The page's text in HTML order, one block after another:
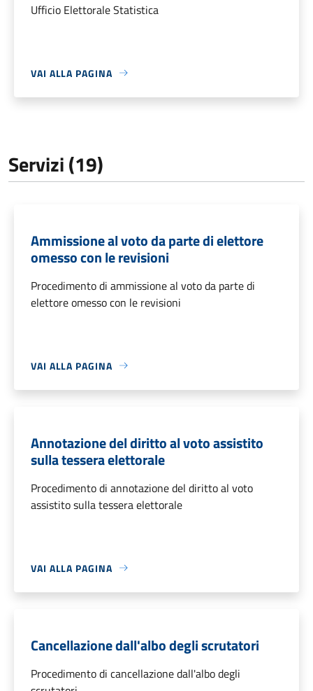
Ufficio Elettorale Statistica
VAI ALLA PAGINA
Servizi (19)
Ammissione al voto da parte di elettore
omesso con le revisioni
Procedimento di ammissione al voto da parte di
elettore omesso con le revisioni
VAI ALLA PAGINA
Annotazione del diritto al voto assistito
sulla tessera elettorale
Procedimento di annotazione del diritto al voto
assistito sulla tessera elettorale
VAI ALLA PAGINA
Cancellazione dall'albo degli scrutatori
Procedimento di cancellazione dall'albo degli